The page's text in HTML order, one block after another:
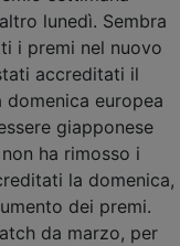
lunedì. Sembra
i premi nel nuovo
accreditati il
europea
giapponese
ha rimosso i
la domenica,
dei premi.
da marzo, per